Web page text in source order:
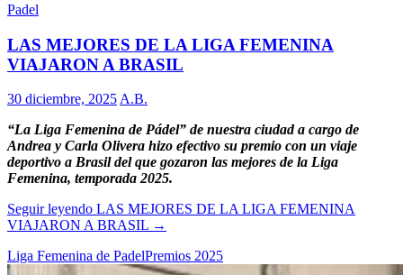
Padel
LAS MEJORES DE LA LIGA FEMENINA
VIAJARON A BRASIL
30 diciembre, 2025 A.B.
“La Liga Femenina de Pádel” de nuestra ciudad a cargo de
Andrea y Carla Olivera hizo efectivo su premio con un viaje
deportivo a Brasil del que gozaron las mejores de la Liga
Femenina, temporada 2025.
Seguir leyendo LAS MEJORES DE LA LIGA FEMENINA
VIAJARON A BRASIL →
Liga Femenina de PadelPremios 2025